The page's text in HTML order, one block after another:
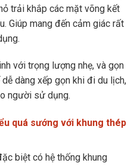
trải khắp các mặt võng kết
Giúp mang đến cảm giác rất
với trọng lượng nhẹ, và gọn
dàng xếp gọn khi đi du lịch,
người sử dụng.
quá sướng với khung thép
biệt có hệ thống khung